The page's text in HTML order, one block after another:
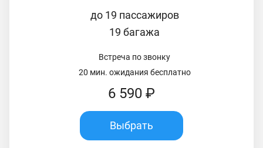
до 19 пассажиров
19 багажа
Встреча по звонку
20 мин. ожидания бесплатно
6 590 ₽
Выбрать